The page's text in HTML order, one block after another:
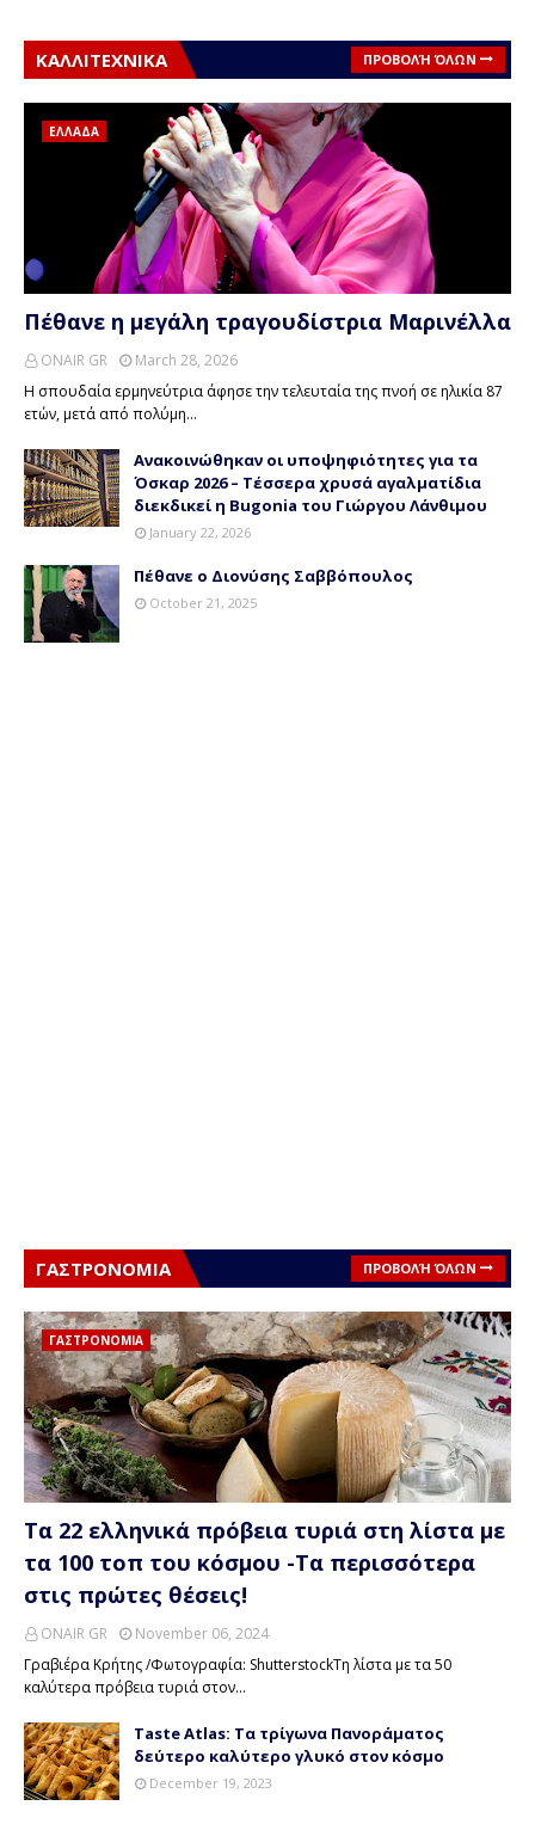
ΚΑΛΛΙΤΕΧΝΙΚΑ ΠΡΟΒΟΛΉ ΌΛΩΝ
ΕΛΛΑΔΑ
Πέθανε η μεγάλη τραγουδίστρια Μαρινέλλα
ONAIR GR
March 28, 2026
Η σπουδαία ερμηνεύτρια άφησε την τελευταία της πνοή σε ηλικία 87
ετών, μετά από πολύμη…
Ανακοινώθηκαν οι υποψηφιότητες για τα
Όσκαρ 2026 – Τέσσερα χρυσά αγαλματίδια
διεκδικεί η Bugonia του Γιώργου Λάνθιμου
January 22, 2026
Πέθανε ο Διονύσης Σαββόπουλος
October 21, 2025
ΓΑΣΤΡΟΝΟΜΙΑ ΠΡΟΒΟΛΉ ΌΛΩΝ
ΓΑΣΤΡΟΝΟΜΙΑ
Τα 22 ελληνικά πρόβεια τυριά στη λίστα με
τα 100 τοπ του κόσμου -Τα περισσότερα
στις πρώτες θέσεις!
ONAIR GR
November 06, 2024
Γραβιέρα Κρήτης /Φωτογραφία: ShutterstockΤη λίστα με τα 50
καλύτερα πρόβεια τυριά στον…
Taste Atlas: Τα τρίγωνα Πανοράματος
δεύτερο καλύτερο γλυκό στον κόσμο
December 19, 2023